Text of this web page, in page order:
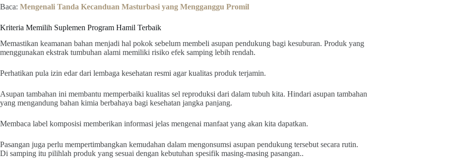
Baca: Mengenali Tanda Kecanduan Masturbasi yang Mengganggu Promil
Kriteria Memilih Suplemen Program Hamil Terbaik
Memastikan keamanan bahan menjadi hal pokok sebelum membeli asupan pendukung bagi kesuburan. Produk yang
menggunakan ekstrak tumbuhan alami memiliki risiko efek samping lebih rendah.
Perhatikan pula izin edar dari lembaga kesehatan resmi agar kualitas produk terjamin.
Asupan tambahan ini membantu memperbaiki kualitas sel reproduksi dari dalam tubuh kita. Hindari asupan tambahan
yang mengandung bahan kimia berbahaya bagi kesehatan jangka panjang.
Membaca label komposisi memberikan informasi jelas mengenai manfaat yang akan kita dapatkan.
Pasangan juga perlu mempertimbangkan kemudahan dalam mengonsumsi asupan pendukung tersebut secara rutin.
Di samping itu pilihlah produk yang sesuai dengan kebutuhan spesifik masing-masing pasangan..